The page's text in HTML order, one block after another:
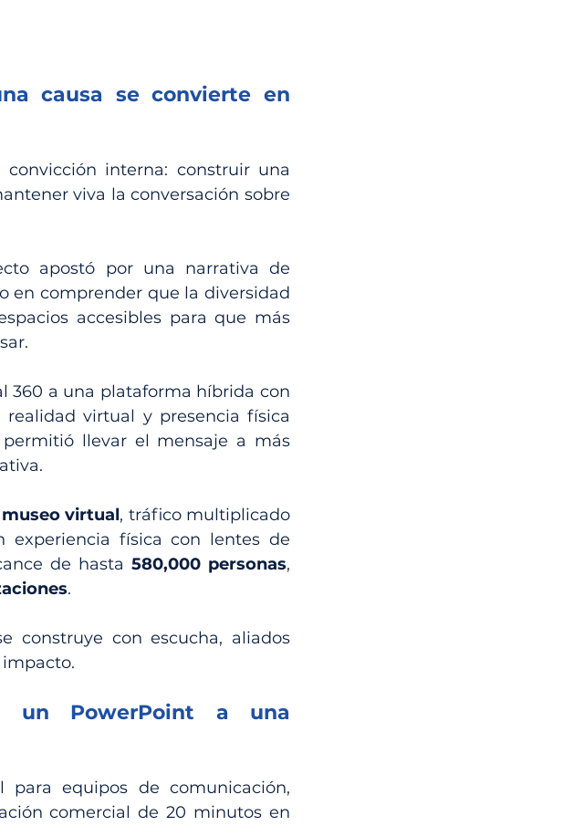
causa se convierte en
convicción interna: construir una
viva la conversación sobre
apostó por una narrativa de
en comprender que la diversidad
accesibles para que más
360 a una plataforma híbrida con
realidad virtual y presencia física
llevar el mensaje a más
virtual
experiencia física con lentes de
de hasta 580,000 personas
.
construye con escucha, aliados
un PowerPoint a una
equipos de comunicación,
comercial de 20 minutos en